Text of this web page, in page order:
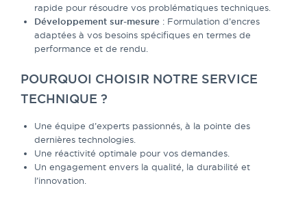
rapide pour résoudre vos problématiques techniques.
Développement sur-mesure : Formulation d’encres
adaptées à vos besoins spécifiques en termes de
performance et de rendu.
POURQUOI CHOISIR NOTRE SERVICE
TECHNIQUE ?
Une équipe d’experts passionnés, à la pointe des
dernières technologies.
Une réactivité optimale pour vos demandes.
Un engagement envers la qualité, la durabilité et
l’innovation.